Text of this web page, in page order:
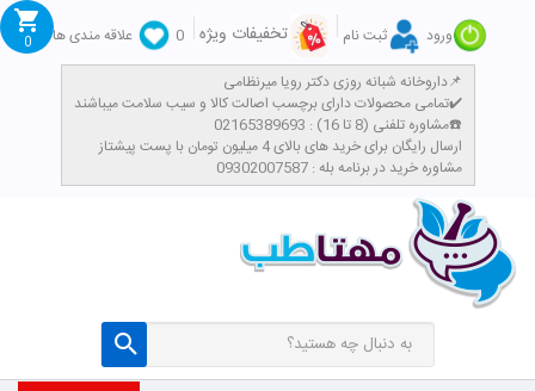
ورود ثبت نام تخفیفات ویژه 0
علاقه مندی ها
داروخانه شبانه روزی دکتر رویا میرنظامی📌
تمامی محصولات دارای برچسب اصالت کالا و سیب سلامت میباشند✔️
مشاوره تلفنی (8 تا 16) : 02165389693☎️
​ارسال رایگان برای خرید های بالای 4 میلیون تومان با پست پیشتاز
مشاوره خرید در برنامه بله : 09302007587
0